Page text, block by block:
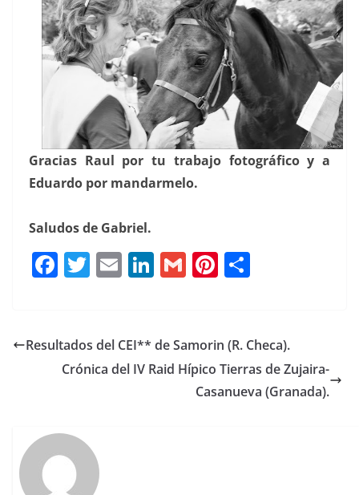
Gracias Raul por tu trabajo fotográfico y a
Eduardo por mandarmelo.
Saludos de Gabriel.
F
e
b
k
T
te
r
E
l
Li
e
dI
G
l
Pi
re
st
p
a
rt
Resultados del CEI** de Samorin (R. Checa).
Crónica del IV Raid Hípico Tierras de Zujaira-
Casanueva (Granada).